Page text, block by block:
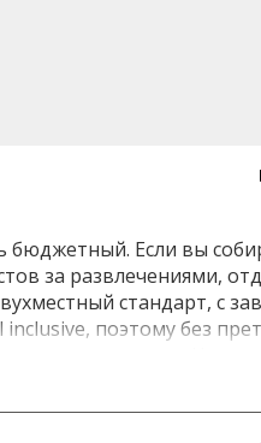
бюджетный. Если вы
за развлечениями,
стандарт, с
поэтому без
удавалась,
полно, в пешей
колоритно)) В